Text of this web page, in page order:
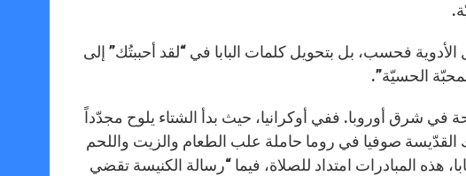
الأدوية فحسب، بل بتحويل كلمات البابا في “لقد أحببتُك” إلى
الحسيّة”.
شرق أوروبا. ففي أوكرانيا، حيث بدأ الشتاء يلوح مجدّداً
القدّيسة صوفيا في روما حاملة علب الطعام والزيت واللحم
هذه المبادرات امتداد للصلاة، فيما “رسالة الكنيسة تقضي